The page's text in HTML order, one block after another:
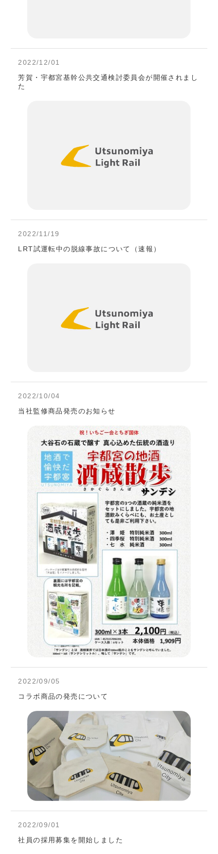
2022/12/01
芳賀・宇都宮基幹公共交通検討委員会が開催されまし
た
2022/11/19
LRT試運転中の脱線事故について（速報）
2022/10/04
当社監修商品発売のお知らせ
2022/09/05
コラボ商品の発売について
2022/09/01
社員の採用募集を開始しました